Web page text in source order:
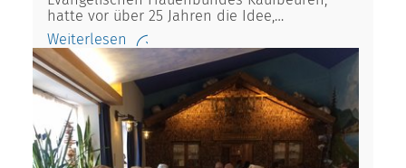
hatte vor über 25 Jahren die Idee,…
Weiterlesen